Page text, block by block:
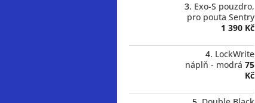
Exo-S pouzdro,
pro pouta Sentry
1 390 Kč
LockWrite
náplň - modrá 75
Kč